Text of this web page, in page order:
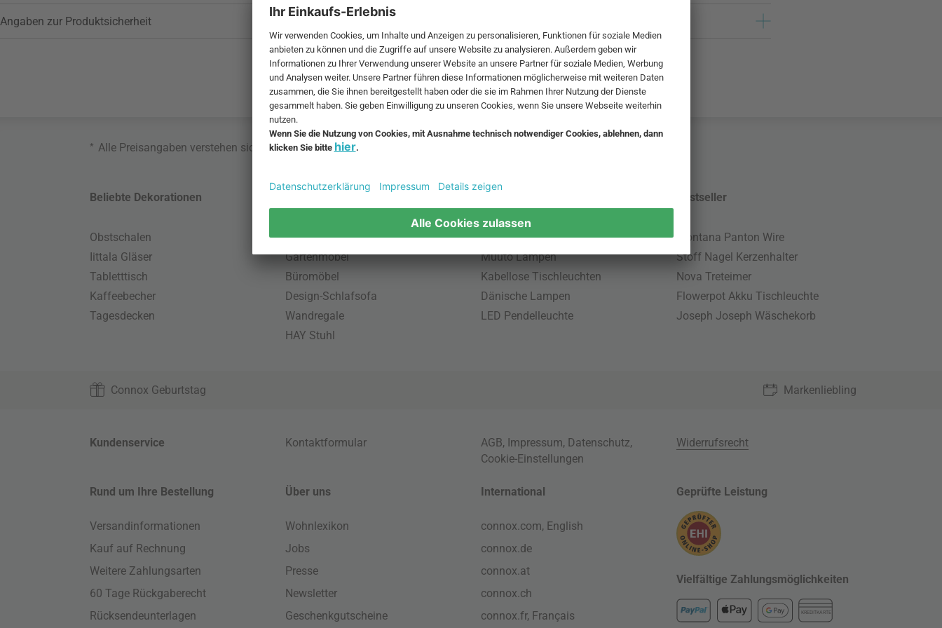
Angaben zur Produktsicherheit
* Alle Preisangaben verstehen sich inklusive MwSt. und zzgl.
Beliebte Dekorationen
Obstschalen
Iittala Gläser
Tabletttisch
Kaffeebecher
Tagesdecken
Skandinavische Möbel
Gartenmöbel
Büromöbel
Design-Schlafsofa
Wandregale
HAY Stuhl
Pendellampe für Außen
Muuto Lampen
Kabellose Tischleuchten
Dänische Lampen
LED Pendelleuchte
Bestseller
Montana Panton Wire
Stoff Nagel Kerzenhalter
Nova Treteimer
Flowerpot Akku Tischleuchte
Joseph Joseph Wäschekorb
Connox Geburtstag Markenliebling
Kundenservice Kontaktformular AGB, Impressum, Datenschutz,
Cookie-Einstellungen
Widerrufsrecht
Rund um Ihre Bestellung
Versandinformationen
Kauf auf Rechnung
Weitere Zahlungsarten
60 Tage Rückgaberecht
Rücksendeunterlagen
Über uns
Wohnlexikon
Jobs
Presse
Newsletter
Geschenkgutscheine
International
connox.com, English
connox.de
connox.at
connox.ch
connox.fr, Français
Geprüfte Leistung
Vielfältige Zahlungsmöglichkeiten
KREDITKARTE